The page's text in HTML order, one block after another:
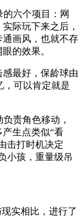
的六个项目：网
际玩下来之后，
画风，也就不存
的效果。
最好，保龄球由
，可以肯定就是
责角色移动，
生点类似“看
击打时机决定
小孩，重量级吊
实相比，进行了